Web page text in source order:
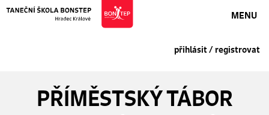
MENU
přihlásit / registrovat
PŘÍMĚSTSKÝ TÁBOR